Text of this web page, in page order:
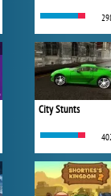
City Stunts